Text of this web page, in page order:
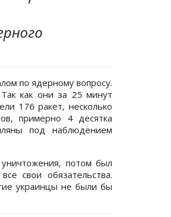
по ядерному вопросу.
как они за 25 минут
176 ракет, несколько
примерно 4 десятка
под наблюдением
потом был
свои обязательства.
украинцы не были бы